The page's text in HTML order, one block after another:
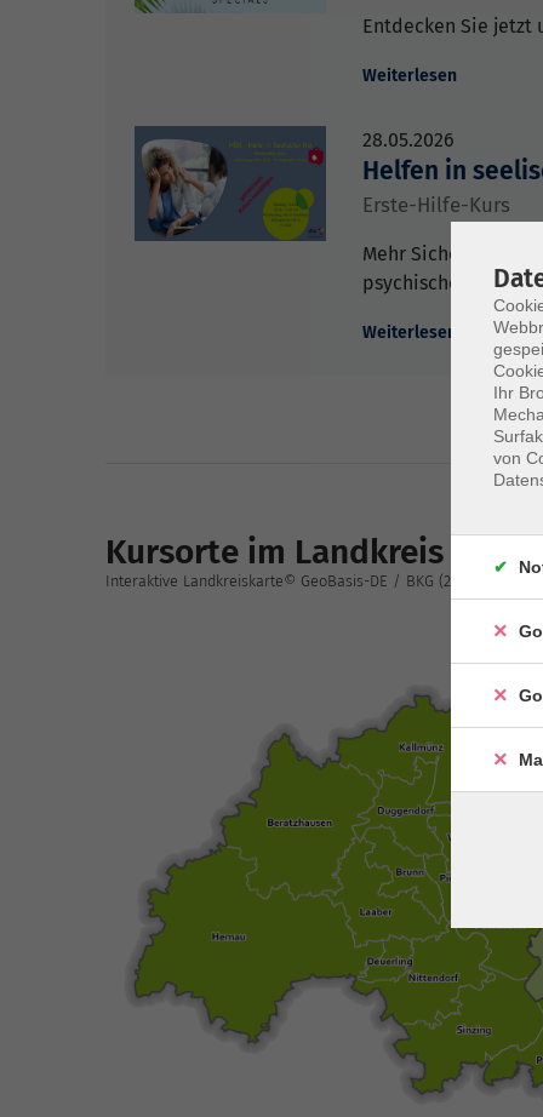
Entdecken Sie jetzt
Weiterlesen
28.05.2026
Helfen in
Erste-Hilfe-Kurs
Mehr Sicherheit
psychischen Krisen
Weiterlesen
Kursorte im Landkreis
Interaktive Landkreiskarte© GeoBasis-DE / BKG (2022) -
Ihr
von